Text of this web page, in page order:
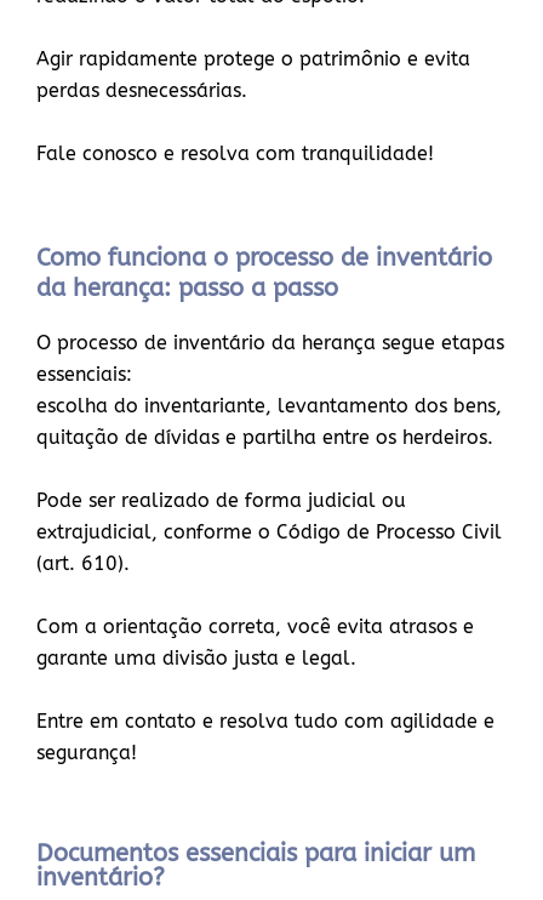
Agir rapidamente protege o patrimônio e evita
perdas desnecessárias.
Fale conosco e resolva com tranquilidade!
Como funciona o processo de inventário
da herança: passo a passo
O processo de inventário da herança segue etapas
essenciais:
escolha do inventariante, levantamento dos bens,
quitação de dívidas e partilha entre os herdeiros.
Pode ser realizado de forma judicial ou
extrajudicial, conforme o Código de Processo Civil
(art. 610).
Com a orientação correta, você evita atrasos e
garante uma divisão justa e legal.
Entre em contato e resolva tudo com agilidade e
segurança!
Documentos essenciais para iniciar um
inventário?